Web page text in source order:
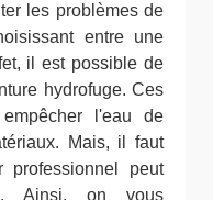
les problèmes de
entre une
il est possible de
hydrofuge. Ces
l'eau de
Mais, il faut
peut
Ainsi, on vous